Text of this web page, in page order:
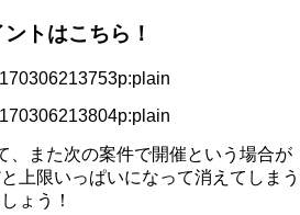
トはこちら！
、また次の案件で開催という場合が
上限いっぱいになって消えてしまう
ょう！